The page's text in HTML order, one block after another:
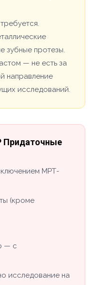
зубные протезы.
— не есть за
направление
исследований.
Придаточные
МРТ-
(кроме
— с
исследование на